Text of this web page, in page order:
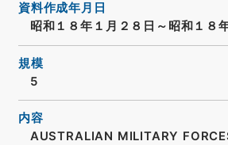
資料作成年月日
昭和１８年１月２８日～昭和１８
規模
5
内容
AUSTRALIAN MILITARY